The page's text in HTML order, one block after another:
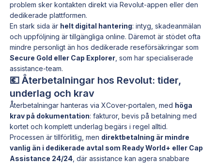
problem sker kontakten direkt via Revolut-appen eller den
dedikerade plattformen.
En stark sida är helt digital hantering: intyg, skadeanmälan
och uppföljning är tillgängliga online. Däremot är stödet ofta
mindre personligt än hos dedikerade reseförsäkringar som
Secure Gold eller Cap Explorer , som har specialiserade
assistance-team.
💶 Återbetalningar hos Revolut: tider,
underlag och krav
Återbetalningar hanteras via XCover-portalen, med höga
krav på dokumentation: fakturor, bevis på betalning med
kortet och komplett underlag begärs i regel alltid.
Processen är tillförlitlig, men direktbetalning är mindre
vanlig än i dedikerade avtal som Ready World+ eller Cap
Assistance 24/24 , där assistance kan agera snabbare